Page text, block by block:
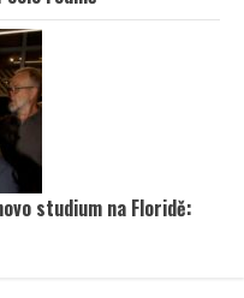
studium na Floridě: